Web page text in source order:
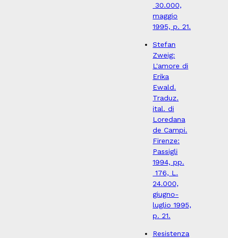
30.000,
maggio
1995, p. 21.
Stefan
Zweig:
L'amore di
Erika
Ewald.
Traduz.
ital. di
Loredana
de Campi.
Firenze:
Passigli
1994, pp.
176, L.
24.000,
giugno-
luglio 1995,
p. 21.
Resistenza